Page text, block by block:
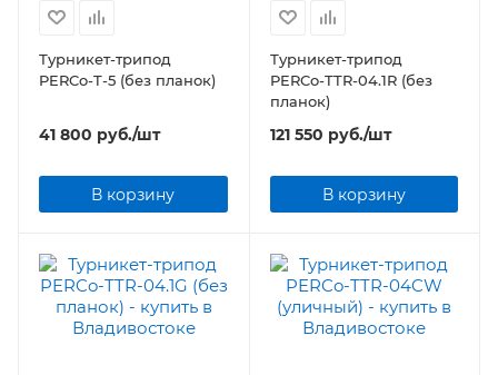
Турникет-трипод
PERCo-T-5 (без планок)
41 800 руб./шт
В корзину
Турникет-трипод
PERCo-TTR-04.1R (без
планок)
121 550 руб./шт
В корзину